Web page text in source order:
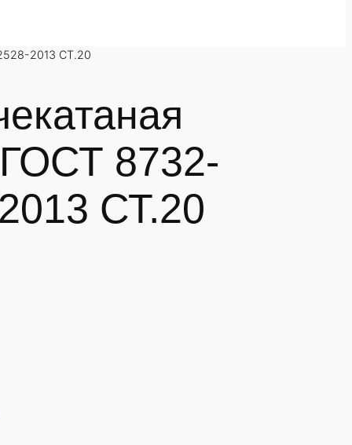
2013 СТ.20
8732-
СТ.20